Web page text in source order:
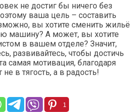
не достиг бы ничего без
ваша цель – составить
вы хотите сменить жильё
машину? А может, вы хотите
в вашем отделе? Значит,
развивайтесь, чтобы достичь
самая мотивация, благодаря
в тягость, а в радость!
1